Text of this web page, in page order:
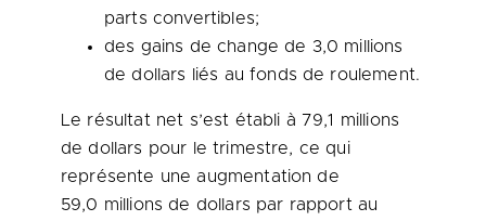
parts convertibles;
des gains de change de 3,0 millions
de dollars liés au fonds de roulement.
Le résultat net s’est établi à 79,1 millions
de dollars pour le trimestre, ce qui
représente une augmentation de
59,0 millions de dollars par rapport au